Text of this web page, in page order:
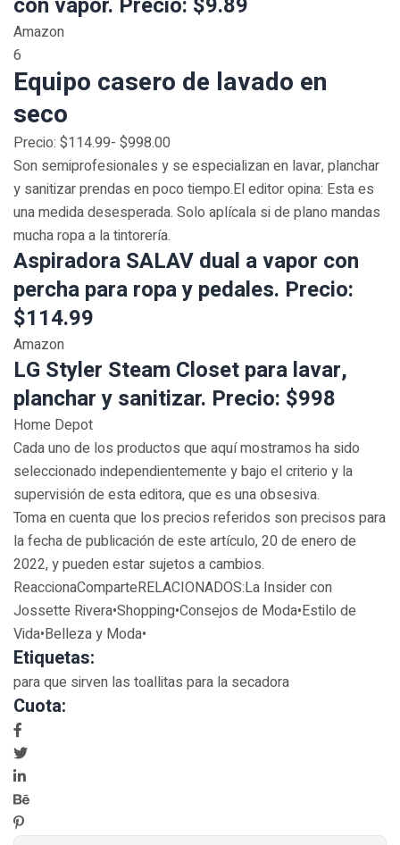
Amazon
6
Equipo casero de lavado en
seco
Precio: $114.99- $998.00
Son semiprofesionales y se especializan en lavar, planchar
y sanitizar prendas en poco tiempo.El editor opina: Esta es
una medida desesperada. Solo aplícala si de plano mandas
mucha ropa a la tintorería.
Aspiradora SALAV dual a vapor con
percha para ropa y pedales. Precio:
$114.99
Amazon
LG Styler Steam Closet para lavar,
planchar y sanitizar. Precio: $998
Home Depot
Cada uno de los productos que aquí mostramos ha sido
seleccionado independientemente y bajo el criterio y la
supervisión de esta editora, que es una obsesiva.
Toma en cuenta que los precios referidos son precisos para
la fecha de publicación de este artículo, 20 de enero de
2022, y pueden estar sujetos a cambios.
ReaccionaComparteRELACIONADOS:La Insider con
Jossette Rivera•Shopping•Consejos de Moda•Estilo de
Vida•Belleza y Moda•
Etiquetas:
para que sirven las toallitas para la secadora
Cuota: